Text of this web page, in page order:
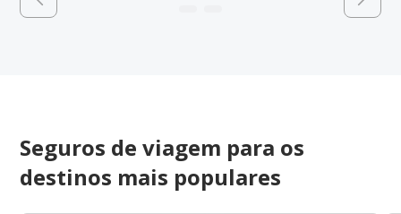
Seguros de viagem para os
destinos mais populares